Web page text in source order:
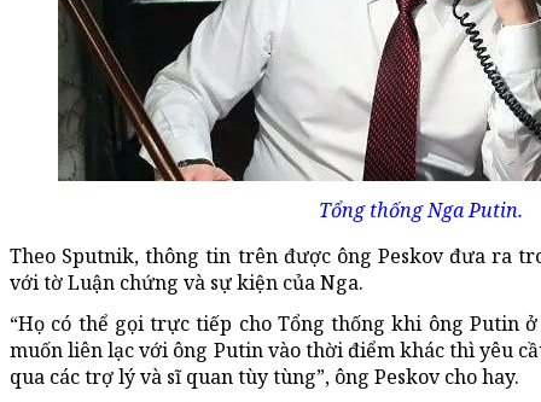
Tổng thống Nga Putin.
Theo Sputnik, thông tin trên được ông Peskov đưa ra
với tờ Luận chứng và sự kiện của Nga.
“Họ có thể gọi trực tiếp cho Tổng thống khi ông Putin
muốn liên lạc với ông Putin vào thời điểm khác thì yêu
qua các trợ lý và sĩ quan tùy tùng”, ông Peskov cho hay.